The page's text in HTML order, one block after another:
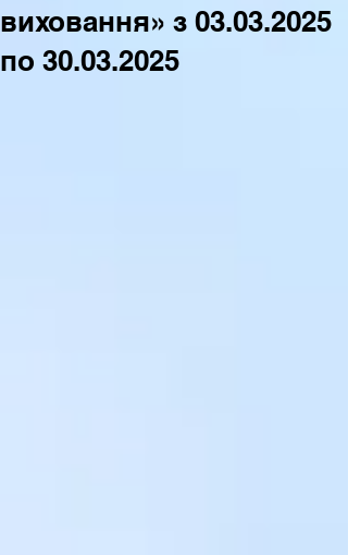
виховання» з 03.03.2025
по 30.03.2025